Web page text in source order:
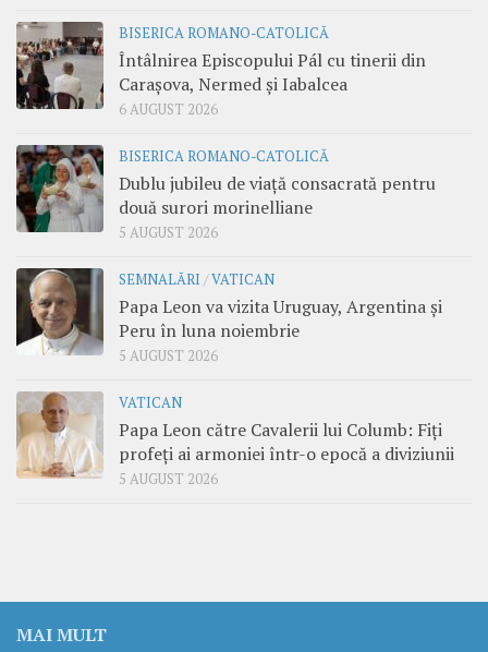
BISERICA ROMANO-CATOLICĂ
Întâlnirea Episcopului Pál cu tinerii din
Carașova, Nermed și Iabalcea
6 AUGUST 2026
BISERICA ROMANO-CATOLICĂ
Dublu jubileu de viață consacrată pentru
două surori morinelliane
5 AUGUST 2026
SEMNALĂRI /VATICAN
Papa Leon va vizita Uruguay, Argentina și
Peru în luna noiembrie
5 AUGUST 2026
VATICAN
Papa Leon către Cavalerii lui Columb: Fiți
profeți ai armoniei într-o epocă a diviziunii
5 AUGUST 2026
MAI MULT